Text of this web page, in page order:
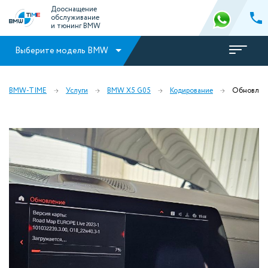
Дооснащение
обслуживание
и тюнинг BMW
Выберите модель BMW
BMW-TIME Услуги BMW X5 G05 Кодирование